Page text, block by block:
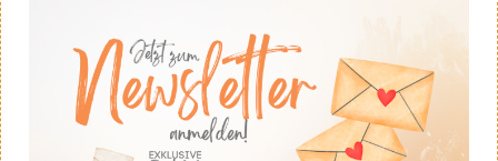
Copyright © 2026 Stempeltier. Theme by ColorlibPowered byWordPress
Danny Hikade | unabhängige Stampin' Up!® Demonstratorin